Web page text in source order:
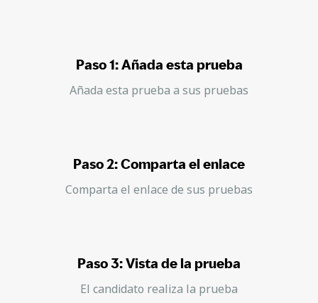
Paso 1: Añada esta prueba
Añada esta prueba a sus pruebas
Paso 2: Comparta el enlace
Comparta el enlace de sus pruebas
Paso 3: Vista de la prueba
El candidato realiza la prueba